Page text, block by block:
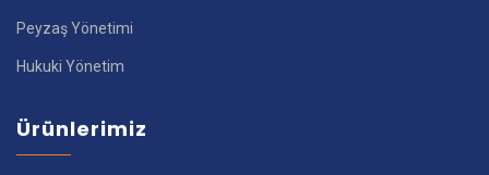
Peyzaş Yönetimi
Hukuki Yönetim
Ürünlerimiz